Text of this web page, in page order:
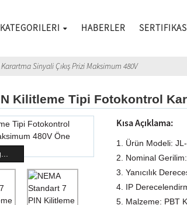
HABERLER
Sinyali Çıkış Prizi Maksimum 480V
Kilitleme Tipi Fotokontrol
Kısa Açıklama:
1. Ürün Modeli:
2. Nominal
3. Yanıcılık
4. IP
5. Malzeme: PBT